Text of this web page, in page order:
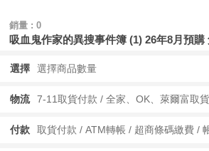
銷量 : 0
吸血鬼作家的異搜事件簿 (1) 26年8月預購
選擇 選擇商品數量
物流
付款 取貨付款 / ATM轉帳 / 超商條碼繳費 /